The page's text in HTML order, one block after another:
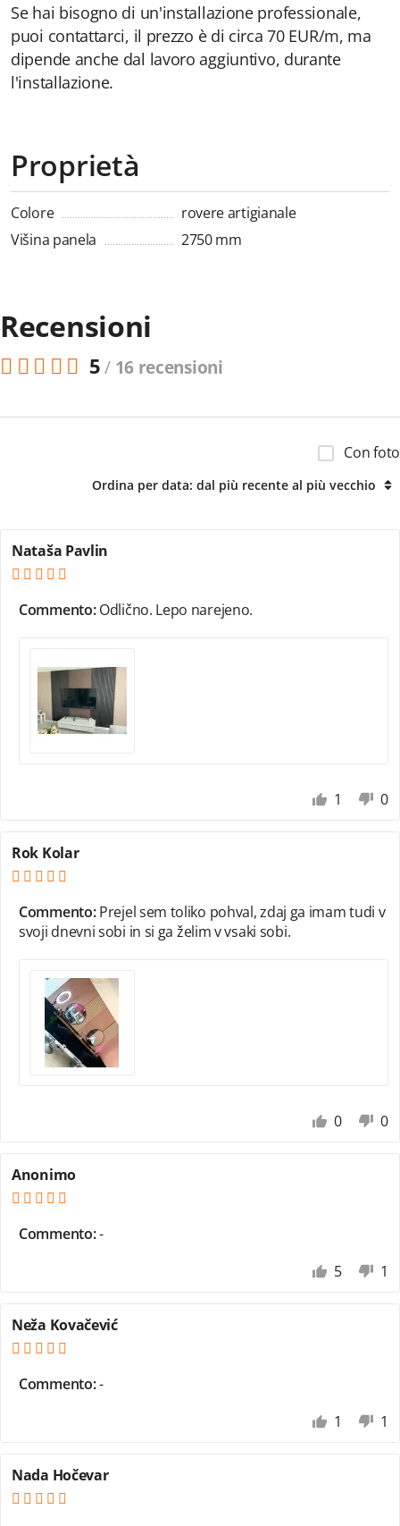
Se hai bisogno di un'installazione professionale,
puoi contattarci, il prezzo è di circa 70 EUR/m, ma
dipende anche dal lavoro aggiuntivo, durante
l'installazione.
Proprietà
Colore
rovere artigianale
Višina panela
2750 mm
Recensioni
5/ 16 recensioni
Nataša Pavlin
Commento:Odlično. Lepo narejeno.
1 0
Rok Kolar
Commento:Prejel sem toliko pohval, zdaj ga imam tudi v
svoji dnevni sobi in si ga želim v vsaki sobi.
0 0
Anonimo
Commento:-
5
1
Neža Kovačević
Commento:-
1
1
Nada Hočevar
Con foto
Ordina per data: dal più recente al più vecchio